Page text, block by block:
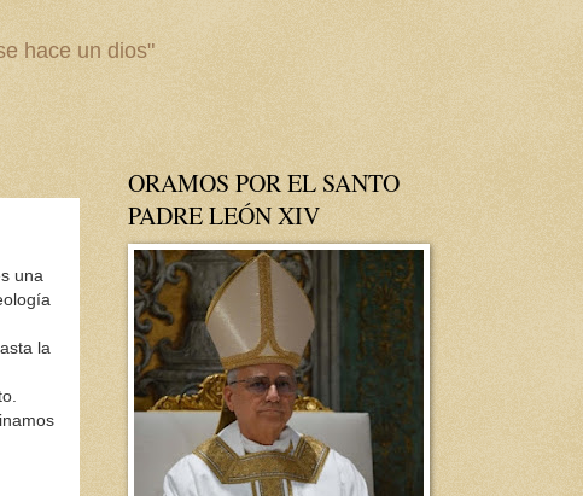
hace un dios"
una
la
ORAMOS POR EL SANTO
PADRE LEÓN XIV